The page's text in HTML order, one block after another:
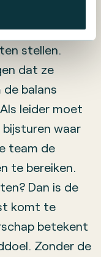
voor
betekent
stellen.
dat ze
balans
leider moet
waar
team de
te bereiken.
Dan is de
komt te
betekent
Zonder de